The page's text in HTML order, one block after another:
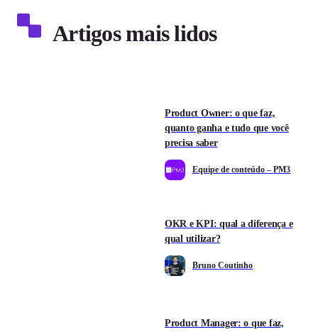
Artigos mais lidos
Product Owner: o que faz,
quanto ganha e tudo que você
precisa saber
Equipe de conteúdo – PM3
OKR e KPI: qual a diferença e
qual utilizar?
Bruno Coutinho
Product Manager: o que faz,